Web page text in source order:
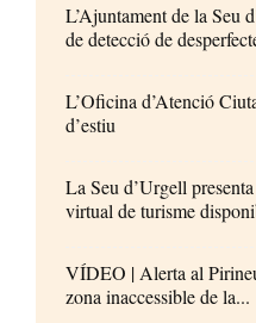
L’Ajuntament de la Seu
de detecció de
L’Oficina d’Atenció
d’estiu
La Seu d’Urgell
virtual de turisme
VÍDEO | Alerta al
zona inaccessible de la...